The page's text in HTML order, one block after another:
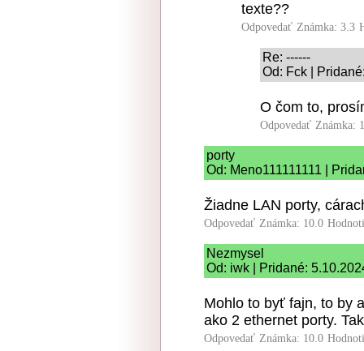
texte??
Odpovedať Známka: 3.3
Re: ------
Od: Fck |
O čom to,
Odpovedať Známka:
porty
Od: Meno111111111 |
Žiadne LAN porty,
Odpovedať Známka: 10.0
Nezmysel
Od: iwk | Pridané:
Mohlo to byť fajn, to by
ako 2 ethernet porty.
Odpovedať Známka: 10.0